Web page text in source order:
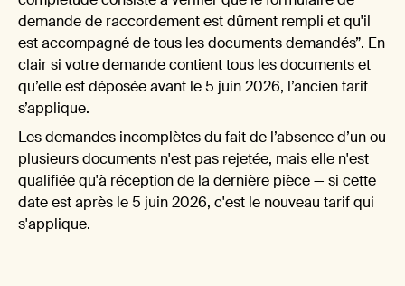
demande de raccordement est dûment rempli et qu'il
est accompagné de tous les documents demandés”. En
clair si votre demande contient tous les documents et
qu’elle est déposée avant le 5 juin 2026, l’ancien tarif
s’applique.
Les demandes incomplètes du fait de l’absence d’un ou
plusieurs documents n'est pas rejetée, mais elle n'est
qualifiée qu'à réception de la dernière pièce — si cette
date est après le 5 juin 2026, c'est le nouveau tarif qui
s'applique.